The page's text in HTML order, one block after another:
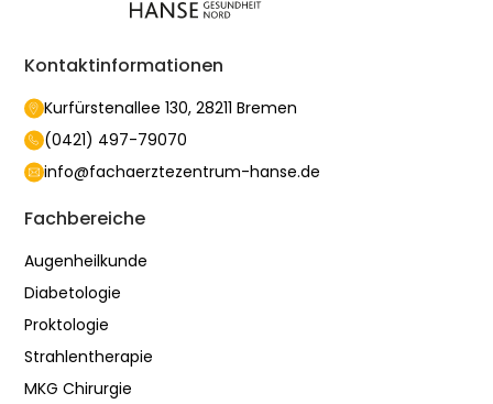
Kontaktinformationen
Kurfürstenallee 130, 28211 Bremen
(0421) 497-79070
info@fachaerztezentrum-hanse.de
Fachbereiche
Augenheilkunde
Diabetologie
Proktologie
Strahlentherapie
MKG Chirurgie